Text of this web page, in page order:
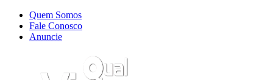
Quem Somos
Fale Conosco
Anuncie